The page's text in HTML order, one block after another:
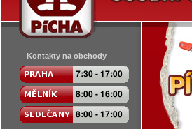
Kontakty na obchody